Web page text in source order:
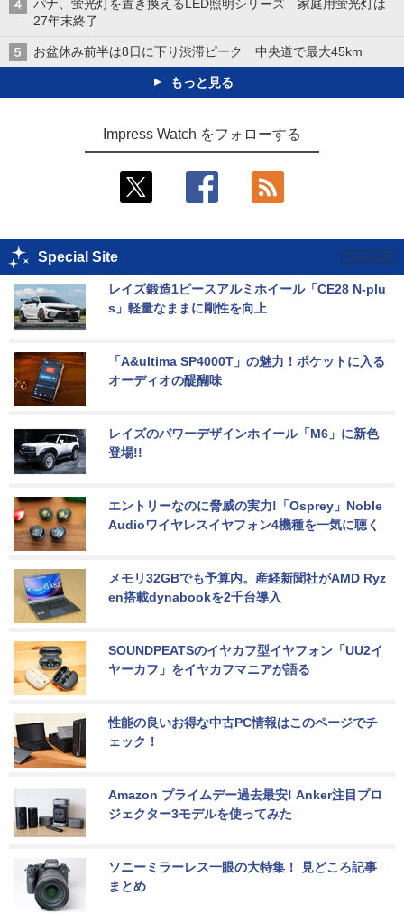
パナ、蛍光灯を置き換えるLED照明シリーズ 家庭用蛍光灯は
27年末終了
お盆休み前半は8日に下り渋滞ピーク 中央道で最大45km
もっと見る
Impress Watch をフォローする
Special Site
レイズ鍛造1ピースアルミホイール「CE28 N-plu
s」軽量なままに剛性を向上
「A&ultima SP4000T」の魅力！ポケットに入る
オーディオの醍醐味
レイズのパワーデザインホイール「M6」に新色
登場!!
エントリーなのに脅威の実力!「Osprey」Noble
Audioワイヤレスイヤフォン4機種を一気に聴く
メモリ32GBでも予算内。産経新聞社がAMD Ryz
en搭載dynabookを2千台導入
SOUNDPEATSのイヤカフ型イヤフォン「UU2イ
ヤーカフ」をイヤカフマニアが語る
性能の良いお得な中古PC情報はこのページでチ
ェック！
Amazon プライムデー過去最安! Anker注目プロ
ジェクター3モデルを使ってみた
ソニーミラーレス一眼の大特集！ 見どころ記事
まとめ